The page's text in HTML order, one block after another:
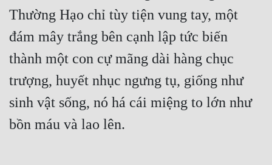
Thường Hạo chỉ tùy tiện vung tay, một
đám mây trắng bên cạnh lập tức biến
thành một con cự mãng dài hàng chục
trượng, huyết nhục ngưng tụ, giống như
sinh vật sống, nó há cái miệng to lớn như
bồn máu và lao lên.